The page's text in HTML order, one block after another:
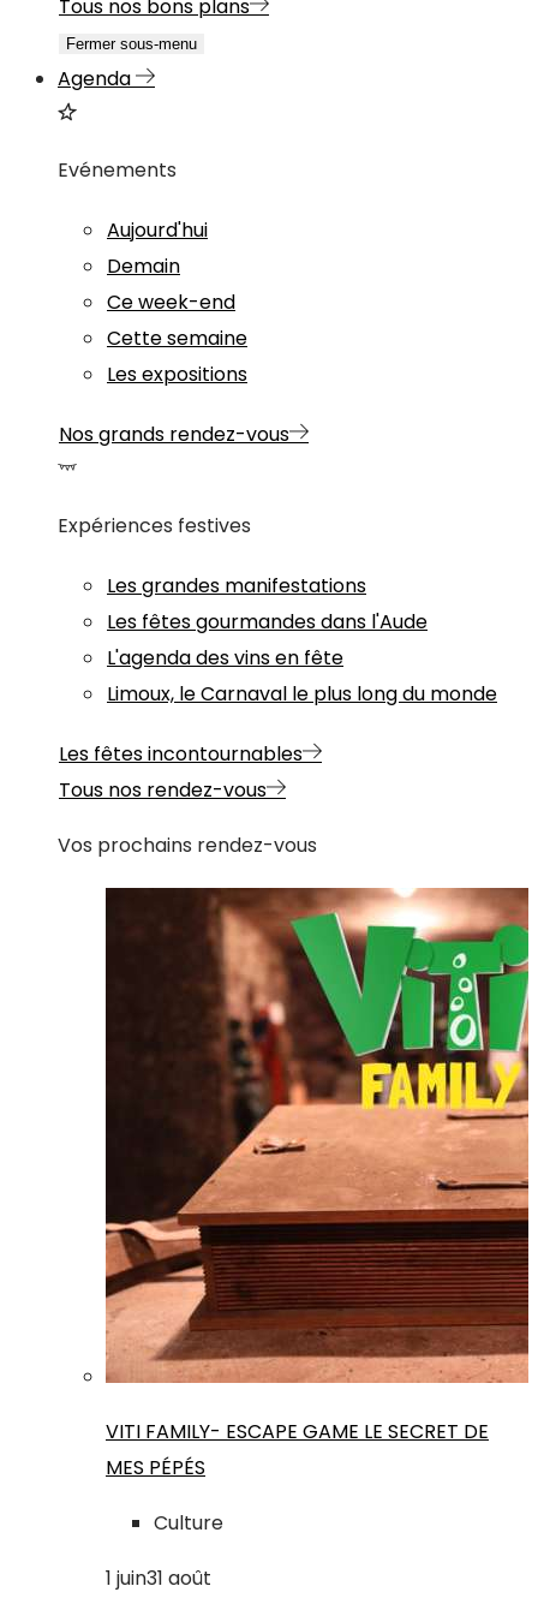
Tous nos bons plans
Fermer sous-menu
Agenda
Evénements
Aujourd'hui
Demain
Ce week-end
Cette semaine
Les expositions
Nos grands rendez-vous
Expériences festives
Les grandes manifestations
Les fêtes gourmandes dans l'Aude
L'agenda des vins en fête
Limoux, le Carnaval le plus long du monde
Les fêtes incontournables
Tous nos rendez-vous
Vos prochains rendez-vous
VITI FAMILY- ESCAPE GAME LE SECRET DE
MES PÉPÉS
Culture
1 juin31 août